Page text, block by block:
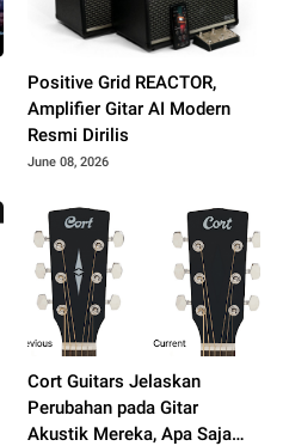
Positive Grid REACTOR,
Amplifier Gitar AI Modern
Resmi Dirilis
June 08, 2026
Cort Guitars Jelaskan
Perubahan pada Gitar
Akustik Mereka, Apa Saja